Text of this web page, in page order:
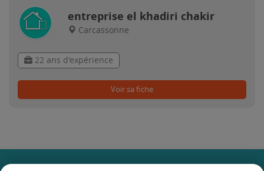
entreprise el khadiri chakir
Carcassonne
22 ans d'expérience
Voir sa fiche